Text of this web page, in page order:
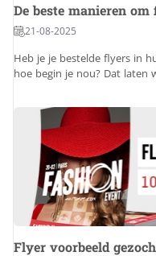
De beste manieren
21-08-2025
Heb je je bestelde flyers in
hoe begin je nou? Dat laten
Flyer voorbeeld